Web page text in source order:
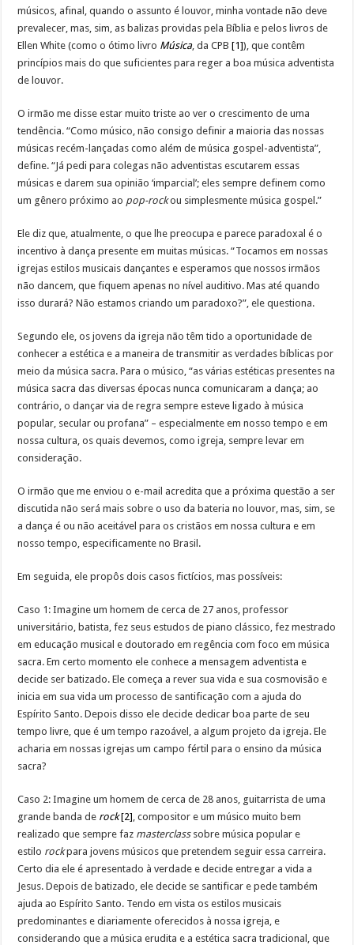
músicos, afinal, quando o assunto é louvor, minha vontade não deve
prevalecer, mas, sim, as balizas providas pela Bíblia e pelos livros de
Ellen White (como o ótimo livro Música, da CPB[1]), que contêm
princípios mais do que suficientes para reger a boa música adventista
de louvor.
O irmão me disse estar muito triste ao ver o crescimento de uma
tendência. “Como músico, não consigo definir a maioria das nossas
músicas recém-lançadas como além de música gospel-adventista”,
define. “Já pedi para colegas não adventistas escutarem essas
músicas e darem sua opinião ‘imparcial’; eles sempre definem como
um gênero próximo ao pop-rockou simplesmente música gospel.”
Ele diz que, atualmente, o que lhe preocupa e parece paradoxal é o
incentivo à dança presente em muitas músicas. “Tocamos em nossas
igrejas estilos musicais dançantes e esperamos que nossos irmãos
não dancem, que fiquem apenas no nível auditivo. Mas até quando
isso durará? Não estamos criando um paradoxo?”, ele questiona.
Segundo ele, os jovens da igreja não têm tido a oportunidade de
conhecer a estética e a maneira de transmitir as verdades bíblicas por
meio da música sacra. Para o músico, “as várias estéticas presentes na
música sacra das diversas épocas nunca comunicaram a dança; ao
contrário, o dançar via de regra sempre esteve ligado à música
popular, secular ou profana” – especialmente em nosso tempo e em
nossa cultura, os quais devemos, como igreja, sempre levar em
consideração.
O irmão que me enviou o e-mail acredita que a próxima questão a ser
discutida não será mais sobre o uso da bateria no louvor, mas, sim, se
a dança é ou não aceitável para os cristãos em nossa cultura e em
nosso tempo, especificamente no Brasil.
Em seguida, ele propôs dois casos fictícios, mas possíveis:
Caso 1: Imagine um homem de cerca de 27 anos, professor
universitário, batista, fez seus estudos de piano clássico, fez mestrado
em educação musical e doutorado em regência com foco em música
sacra. Em certo momento ele conhece a mensagem adventista e
decide ser batizado. Ele começa a rever sua vida e sua cosmovisão e
inicia em sua vida um processo de santificação com a ajuda do
Espírito Santo. Depois disso ele decide dedicar boa parte de seu
tempo livre, que é um tempo razoável, a algum projeto da igreja. Ele
acharia em nossas igrejas um campo fértil para o ensino da música
sacra?
Caso 2: Imagine um homem de cerca de 28 anos, guitarrista de uma
grande banda de rock [2] , compositor e um músico muito bem
realizado que sempre faz masterclasssobre música popular e
estilo rockpara jovens músicos que pretendem seguir essa carreira.
Certo dia ele é apresentado à verdade e decide entregar a vida a
Jesus. Depois de batizado, ele decide se santificar e pede também
ajuda ao Espírito Santo. Tendo em vista os estilos musicais
predominantes e diariamente oferecidos à nossa igreja, e
considerando que a música erudita e a estética sacra tradicional, que